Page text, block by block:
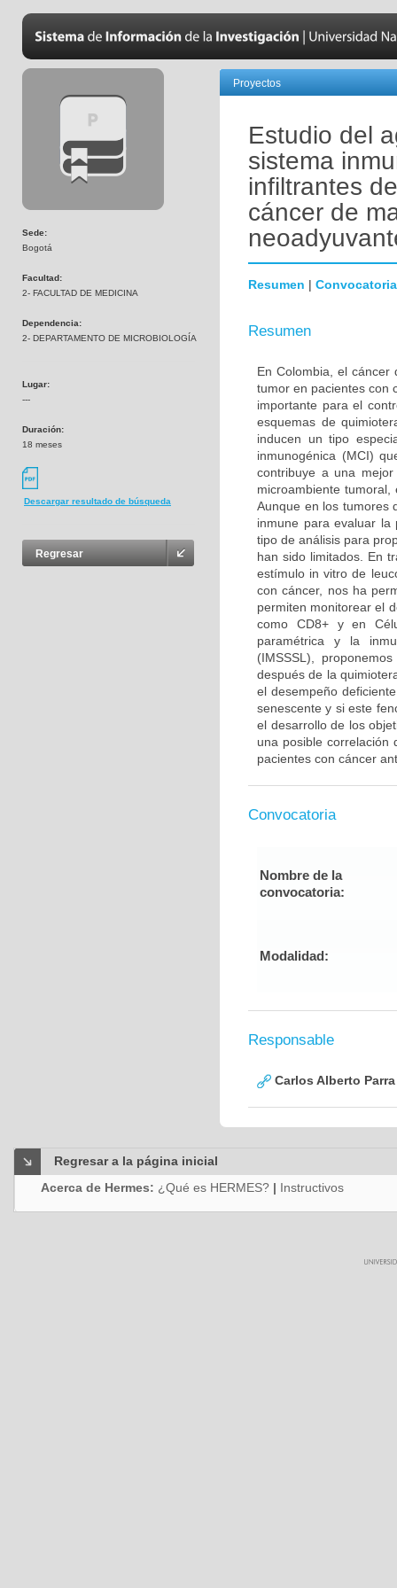
Sede:
Bogotá
Facultad:
2- FACULTAD DE MEDICINA
Dependencia:
2- DEPARTAMENTO DE MICROBIOLOGÍA
Lugar:
---
Duración:
18 meses
Descargar resultado de búsqueda
Regresar
Proyectos
Estudio del
sistema
infiltrantes
cáncer de
Resumen | Convocatoria
Resumen
En Colombia, el
tumor en pacientes con
importante para el
esquemas de
inducen un tipo
inmunogénica (MCI)
contribuye a una
microambiente
Aunque en los tumores
inmune para evaluar la
tipo de análisis para
han sido limitados. En
estímulo in vitro de
con cáncer, nos ha
permiten monitorear el
como CD8+ y en
paramétrica y la
(IMSSSL),
después de la
el desempeño
senescente y si este
el desarrollo de los
una posible correlación
pacientes con cáncer
Convocatoria
Nombre de la
convocatoria:
Modalidad:
Responsable
Carlos Alberto
Regresar a la página inicial
Acerca de Hermes: ¿Qué es HERMES? | Instructivos